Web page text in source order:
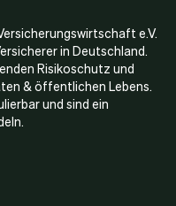
e.V.
in Deutschland.
Risikoschutz und
& öffentlichen Lebens.
und sind ein